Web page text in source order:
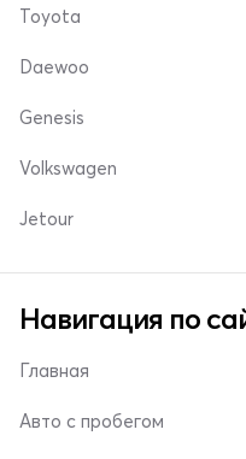
Toyota
Daewoo
Genesis
Volkswagen
Jetour
Навигация по
Главная
Авто с пробегом